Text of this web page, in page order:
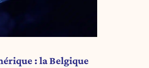
: la Belgique